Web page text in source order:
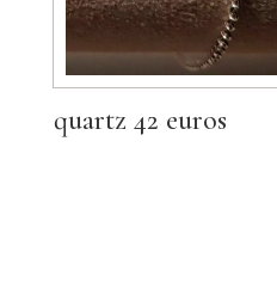
quartz 42 euros